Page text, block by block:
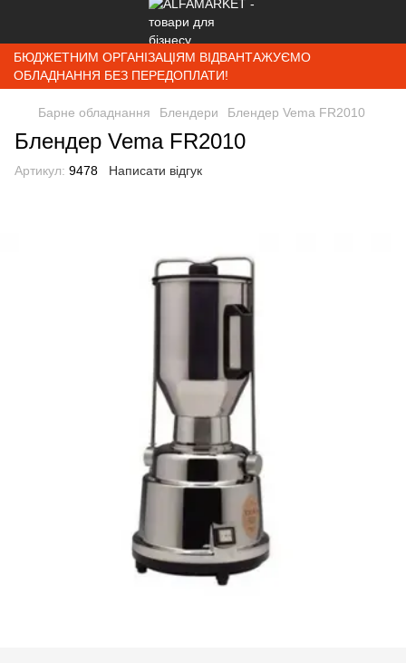
БЮДЖЕТНИМ ОРГАНІЗАЦІЯМ ВІДВАНТАЖУЄМО
ОБЛАДНАННЯ БЕЗ ПЕРЕДОПЛАТИ!
Барне обладнання Блендери Блендер Vema FR2010
Блендер Vema FR2010
Артикул: 9478 Написати відгук